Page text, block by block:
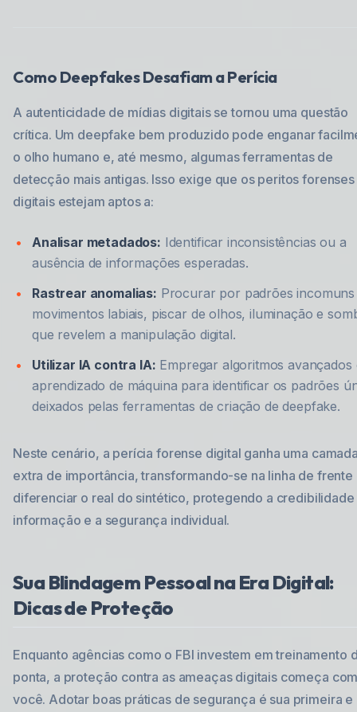
Como Deepfakes Desafiam a Perícia
A autenticidade de mídias digitais se tornou uma questão
crítica. Um deepfake bem produzido pode enganar
o olho humano e, até mesmo, algumas ferramentas de
detecção mais antigas. Isso exige que os peritos forenses
digitais estejam aptos a:
Analisar metadados: Identificar inconsistências ou a
ausência de informações esperadas.
Rastrear anomalias: Procurar por padrões incomuns
movimentos labiais, piscar de olhos, iluminação e
que revelem a manipulação digital.
Utilizar IA contra IA: Empregar algoritmos avançados
aprendizado de máquina para identificar os padrões
deixados pelas ferramentas de criação de deepfake.
Neste cenário, a perícia forense digital ganha uma
extra de importância, transformando-se na linha de frente
diferenciar o real do sintético, protegendo a credibilidade
informação e a segurança individual.
Sua Blindagem Pessoal na Era Digital:
Dicas de Proteção
Enquanto agências como o FBI investem em treinamento
ponta, a proteção contra as ameaças digitais começa
você. Adotar boas práticas de segurança é sua primeira e